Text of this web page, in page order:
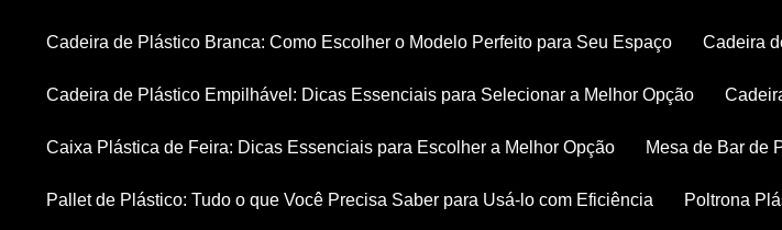
Cadeira de Plástico Branca: Como Escolher o Modelo Perfeito para Seu Espaço Cadeira
Cadeira de Plástico Empilhável: Dicas Essenciais para Selecionar a Melhor Opção
Caixa Plástica de Feira: Dicas Essenciais para Escolher a Melhor Opção Mesa de Bar
Pallet de Plástico: Tudo o que Você Precisa Saber para Usá-lo com Eficiência Poltrona